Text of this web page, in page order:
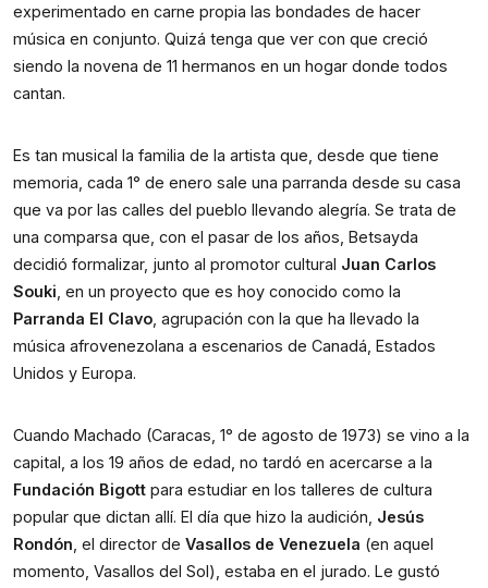
experimentado en carne propia las bondades de hacer
música en conjunto. Quizá tenga que ver con que creció
siendo la novena de 11 hermanos en un hogar donde todos
cantan.
Es tan musical la familia de la artista que, desde que tiene
memoria, cada 1° de enero sale una parranda desde su casa
que va por las calles del pueblo llevando alegría. Se trata de
una comparsa que, con el pasar de los años, Betsayda
decidió formalizar, junto al promotor cultural Juan Carlos
Souki , en un proyecto que es hoy conocido como la
Parranda El Clavo , agrupación con la que ha llevado la
música afrovenezolana a escenarios de Canadá, Estados
Unidos y Europa.
Cuando Machado (Caracas, 1° de agosto de 1973) se vino a la
capital, a los 19 años de edad, no tardó en acercarse a la
Fundación Bigott para estudiar en los talleres de cultura
popular que dictan allí. El día que hizo la audición, Jesús
Rondón , el director de Vasallos de Venezuela (en aquel
momento, Vasallos del Sol), estaba en el jurado. Le gustó